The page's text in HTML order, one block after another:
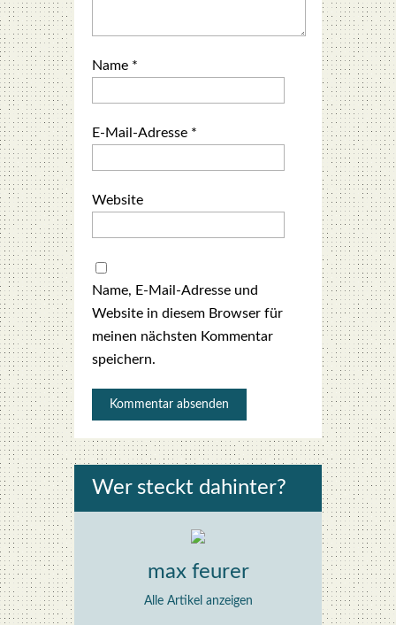
Name *
E-Mail-Adresse *
Website
Name, E-Mail-Adresse und
Website in diesem Browser für
meinen nächsten Kommentar
speichern.
Wer steckt dahin­ter?
max feurer
Alle Artikel anzeigen